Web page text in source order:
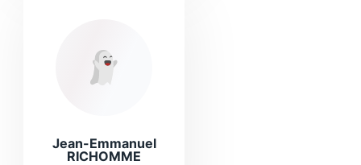
Jean-Emmanuel
RICHOMME